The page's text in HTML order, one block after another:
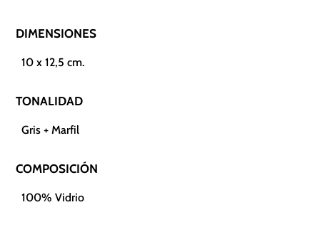
DIMENSIONES
10 x 12,5 cm.
TONALIDAD
Gris + Marfil
COMPOSICIÓN
100% Vidrio